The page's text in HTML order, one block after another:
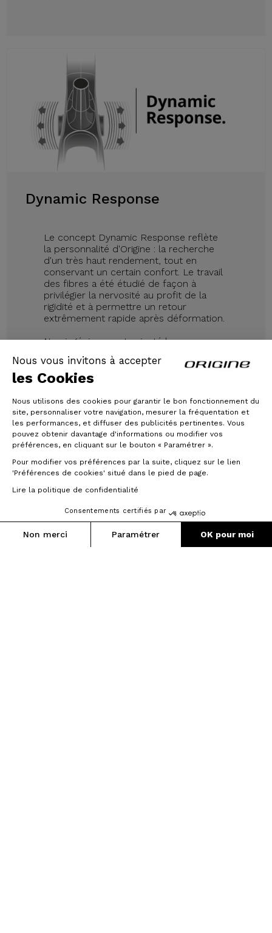
Nous vous invitons à accepter
les Cookies
Nous utilisons des cookies pour garantir le bon fonctionnement du
site, personnaliser votre navigation, mesurer la fréquentation et
les performances, et diffuser des publicités pertinentes. Vous
pouvez obtenir davantage d'informations ou modifier vos
préférences, en cliquant sur le bouton « Paramétrer ».
Pour modifier vos préférences par la suite, cliquez sur le lien
'Préférences de cookies' situé dans le pied de page.
Lire la politique de confidentialité
Consentements certifiés par
Non merci Paramétrer OK pour moi
Dynamic Response
Le concept Dynamic Response reflète
la personnalité d'Origine : la recherche
d'un très haut rendement, tout en
conservant un certain confort. Le travail
des fibres a été étudié de façon à
privilégier la nervosité au profit de la
rigidité et à permettre un retour
extrêmement rapide après déformation.
Nos ingénieurs ont orienté le
Dynamic Response. Plutôt que de
bloquer les différentes déformations
pour ne pas perdre de rendement, le
Théorème travaille comme un ressort,
comme un arc, afin d’avoir un retour
extrêmement rapide après déformation.
Il est ainsi joueur, nerveux, et précis dans
les enchaînements de virages. Mais il est
également facile sur les longs parcours,
dans les moments de fatigue, ou dans
les passages sinueux ou techniques.